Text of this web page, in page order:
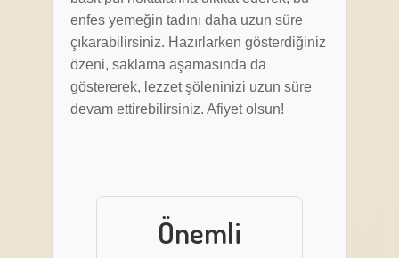
enfes yemeğin tadını daha uzun süre
çıkarabilirsiniz. Hazırlarken gösterdiğiniz
özeni, saklama aşamasında da
göstererek, lezzet şöleninizi uzun süre
devam ettirebilirsiniz. Afiyet olsun!
Önemli